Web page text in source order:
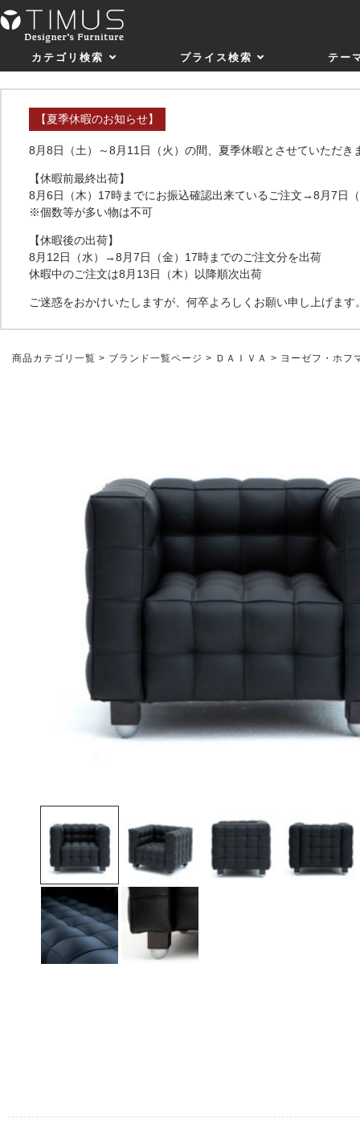
カテゴリ検索 プライス検索 テー
【夏季休暇のお知らせ】
8月8日（土）～8月11日（火）の間、夏季休暇とさせていただき
【休暇前最終出荷】
8月6日（木）17時までにお振込確認出来ているご注文→8月7日
※個数等が多い物は不可
【休暇後の出荷】
8月12日（水）→8月7日（金）17時までのご注文分を出荷
休暇中のご注文は8月13日（木）以降順次出荷
ご迷惑をおかけいたしますが、何卒よろしくお願い申し上げます
商品カテゴリ一覧 > ブランド一覧ページ > ＤＡＩＶＡ > ヨーゼフ・ホフ